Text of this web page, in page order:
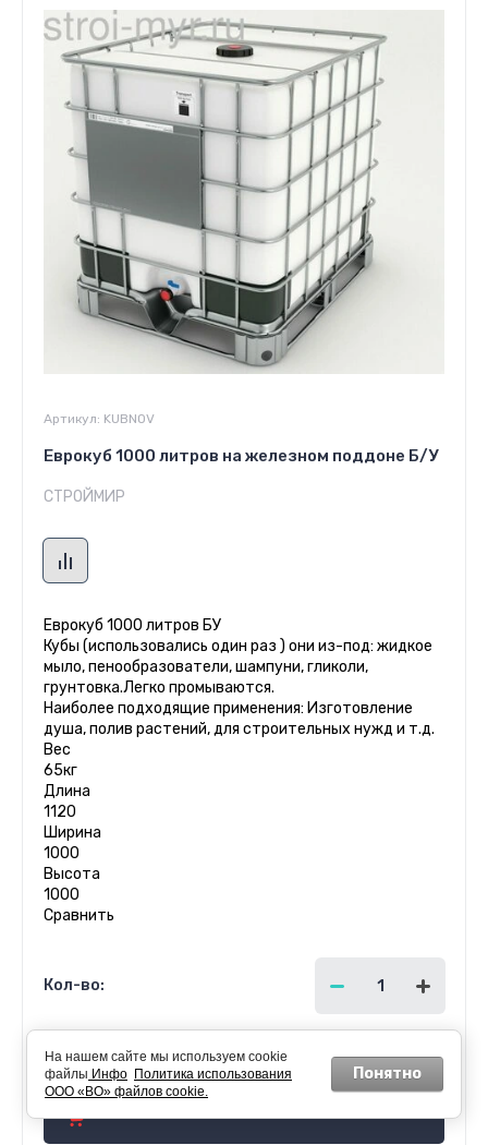
Артикул: KUBNOV
Еврокуб 1000 литров на железном поддоне Б/У
СТРОЙМИР
Еврокуб 1000 литров БУ
Кубы (использовались один раз ) они из-под: жидкое
мыло, пенообразователи, шампуни, гликоли,
грунтовка.Легко промываются.
Наиболее подходящие применения: Изготовление
душа, полив растений, для строительных нужд и т.д.
Вес
65кг
Длина
1120
Ширина
1000
Высота
1000
Сравнить
Кол-во:
9 000.00руб.
На нашем сайте мы используем cookie
файлы Инфо Политика использования
ООО «ВО» файлов cookie.
Понятно